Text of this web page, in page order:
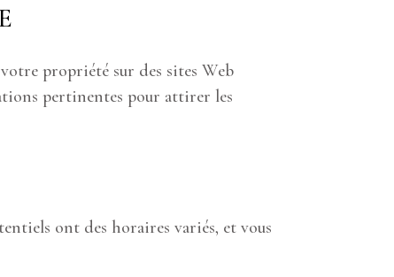
propriété sur des sites Web
pertinentes pour attirer les
ont des horaires variés, et vous